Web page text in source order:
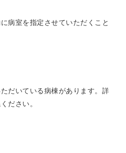
病室を指定させていただくこと
だいている病棟があります。詳
ださい。